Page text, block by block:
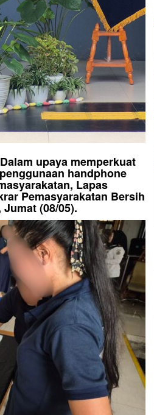
upaya memperkuat
handphone
Lapas
Pemasyarakatan Bersih
(08/05).